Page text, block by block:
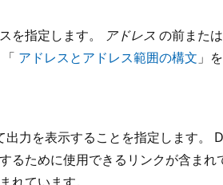
を指定します。
アドレス の前また
アドレスとアドレス範囲の構文 」
出力を表示することを指定します。
るために使用できるリンクが含まれ
れています。